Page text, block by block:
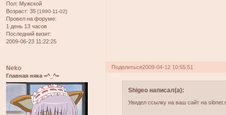
Пол: Мужской
Возраст: 35 [1990-11-02]
Провел на форуме:
1 день 13 часов
Последний визит:
2009-06-23 11:22:25
Поделиться2009-04-12 10:55:51
Neko
Главная няка =^_^=
Shigeo написал(а):
Увидел ссылку на ваш сайт на